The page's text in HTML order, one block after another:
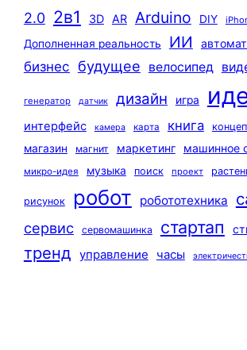
2.0 2в1 3D AR Arduino DIY
Дополненная реальность ИИ
бизнес будущее велосипед
генератор датчик дизайн игра
интерфейс камера карта книга
магазин магнит маркетинг машинное
микро-идея музыка поиск проект
рисунок робот робототехника
сервис сервомашинка стартап
тренд управление часы